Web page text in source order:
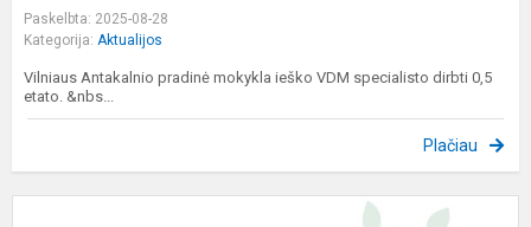
Paskelbta: 2025-08-28
Kategorija: Aktualijos
Vilniaus Antakalnio pradinė mokykla ieško VDM specialisto dirbti 0,5
etato. &nbs...
Plačiau